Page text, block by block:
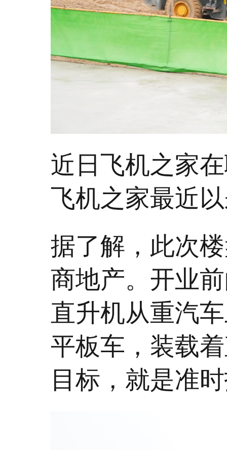
近日飞机之家
飞机之家最近
据了解，此次
商地产。开业
直升机从重汽
平板车，装载
目标，就是准